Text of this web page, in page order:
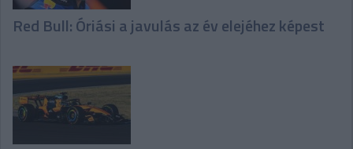
Red Bull: Óriási a javulás az év elejéhez képest